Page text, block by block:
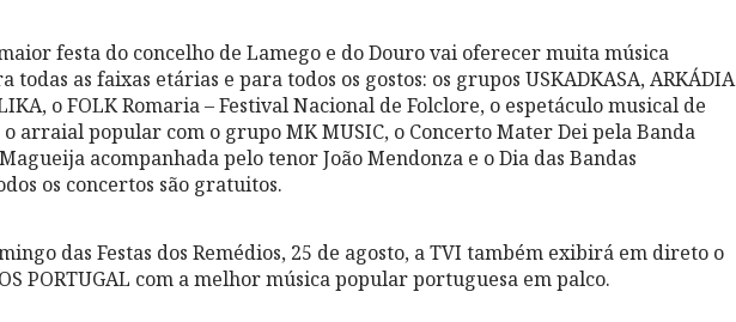
festa do concelho de Lamego e do Douro vai oferecer muita música
todas as faixas etárias e para todos os gostos: os grupos USKADKASA, ARKÁDIA
o FOLK Romaria – Festival Nacional de Folclore, o espetáculo musical de
arraial popular com o grupo MK MUSIC, o Concerto Mater Dei pela Banda
acompanhada pelo tenor João Mendonza e o Dia das Bandas
os concertos são gratuitos.
das Festas dos Remédios, 25 de agosto, a TVI também exibirá em direto o
PORTUGAL com a melhor música popular portuguesa em palco.